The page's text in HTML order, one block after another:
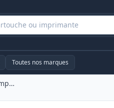
Toutes nos marques
Pack De 2 Canon FX-10 (0263B002AA) Toner Compatibles Noir (Ink Hero)